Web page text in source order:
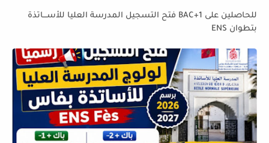
للحاصلين على BAC+1 فتح التسجيل المدرسة العليا للأســـاتذة
بتطوان ENS